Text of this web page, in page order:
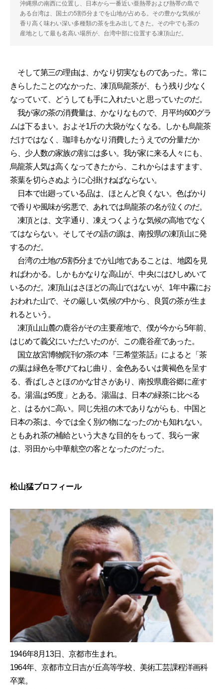
沖縄県の南西に位置し、日本から一番近い亜熱帯および熱帯の島で
ある台湾は、国土の5割5分までを山地が占める。その豊かな気候が
香り高く味わい深い多種類の茶を生み出してきた。その中でも茶の
産地として最も名高い場所が、台湾中部に位置する凍頂山だ。
そして第三の理由は、かなり切実なものであった。常に
きらしたことのなかった、凍頂烏龍茶が、もう残り少なく
なっていて、どうしても手に入れたいと思っていたのだ。
我が家の茶の消費量は、かなりなもので、月平均600グラ
ムは下るまい。およそ1斤の大袋がなくなる。しかも烏龍茶
だけではなく、珈琲もかなり消費したうえでの分量だか
ら、少人数の家族の割には多い。我が家に来る人々にも、
烏龍茶人気は高くなってきたから、これからはますます、
茶葉を切らさぬように心掛けねばならない。
日本で出廻っている品は、ほとんど良くない。色ばかり
で香りや風味が劣悪で、あれでは烏龍茶の名が泣くのだ。
凍頂とは、文字通り、凍えつくような気候の高地でなく
てはならない。そしてその語の源は、南投県の凍頂山に発
するのだ。
台湾の土地の5割5分までが山地であることは、地図を見
ればわかる。しかもかなりな高山が、中央にはひしめいて
いるのだ。凍頂山はさほどの高山ではないが、1年中霧にお
おわれた山で、その厳しい気候の中から、良質の茶が生ま
れるという。
凍頂山山麓の鹿谷がその主要産地で、僕が今から5年前、
はじめて義父にいただいたのが、この鹿谷産であった。
国立故宮博物院刊の茶の本『三希堂茶話』によると「茶
の葉は緑色を帯びてねじ曲り、金色あるいは黄褐色を呈す
る、香ばしさとほのかな甘さがあり、南投県鹿谷郷に産す
る。湯温は95度」とある。湯温は、日本の緑茶に比べる
と、はるかに高い。同じ先祖の木でありながらも、中国と
日本の茶は、今では全く別の物になったのかも知れない。
ともあれ茶の補給という大きな目的をもって、我ら一家
は、羽田から中華航空の客となったのだった。
松山猛プロフィール
1946年8月13日、京都市生まれ。
1964年、京都市立日吉が丘高等学校、美術工芸課程洋画科
卒業。